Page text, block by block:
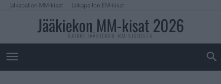
Jalkapallon MM-kisat Jalkapallon EM-kisat
Jääkiekon MM-kisat 2026
KAIKKI JÄÄKIEKON MM-KISOISTA